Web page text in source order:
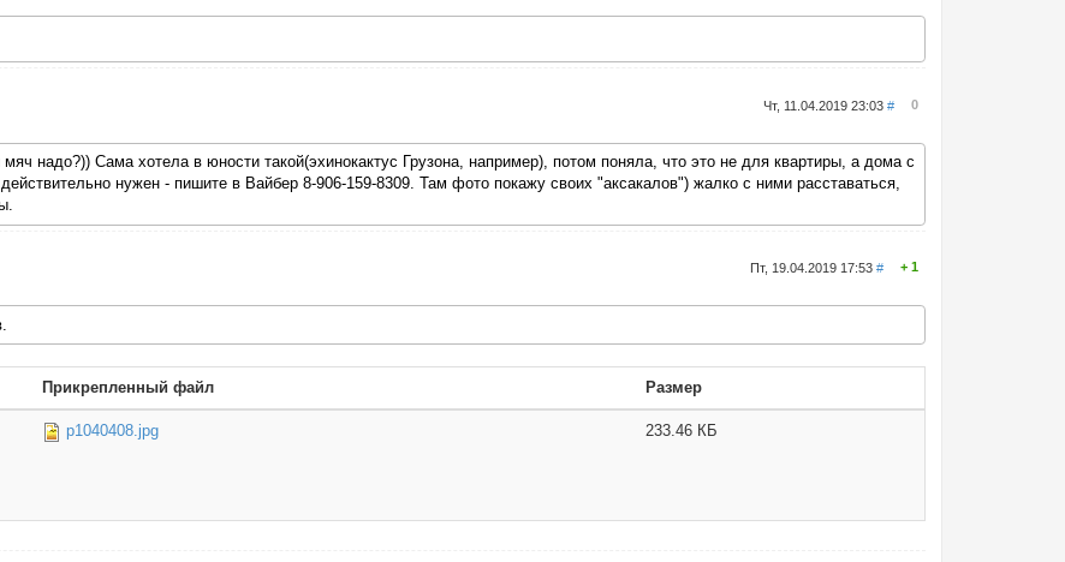
Чт, 11.04.2019 23:03# 0
надо?)) Сама хотела в юности такой(эхинокактус Грузона, например), потом поняла, что это не для квартиры, а дома с
нужен - пишите в Вайбер 8-906-159-8309. Там фото покажу своих "аксакалов") жалко с ними расставаться,
Пт, 19.04.2019 17:53# 1
Прикрепленный файл Размер
p1040408.jpg 233.46 КБ